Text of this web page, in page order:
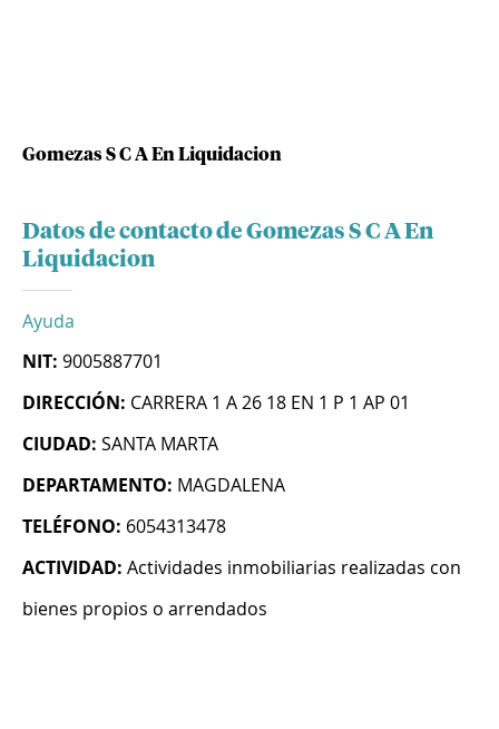
Gomezas S C A En Liquidacion
Datos de contacto de Gomezas S C A En
Liquidacion
Ayuda
NIT: 9005887701
DIRECCIÓN: CARRERA 1 A 26 18 EN 1 P 1 AP 01
CIUDAD: SANTA MARTA
DEPARTAMENTO: MAGDALENA
TELÉFONO: 6054313478
ACTIVIDAD: Actividades inmobiliarias realizadas con
bienes propios o arrendados